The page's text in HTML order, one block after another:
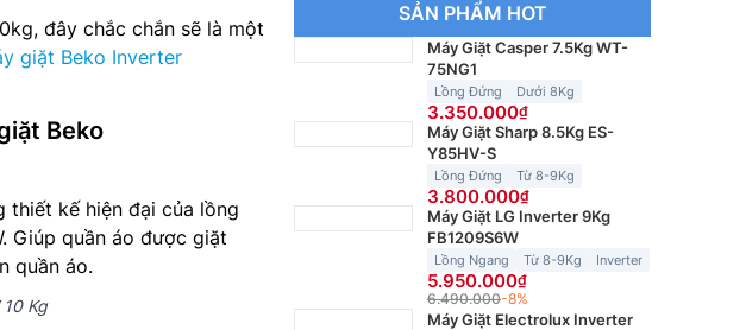
đây chắc chắn sẽ là một
giặt Beko Inverter
Beko
thiết kế hiện đại của lồng
Giúp quần áo được giặt
quần áo.
Kg
SẢN PHẨM HOT
Máy Giặt Casper 7.5Kg WT-
75NG1
Lồng Đứng Dưới 8Kg
3.350.000
Máy Giặt Sharp 8.5Kg ES-
Y85HV-S
Lồng Đứng Từ 8-9Kg
3.800.000
Máy Giặt LG Inverter 9Kg
FB1209S6W
Lồng Ngang Từ 8-9Kg Inverter
5.950.000
6.490.000-8%
Máy Giặt Electrolux Inverter